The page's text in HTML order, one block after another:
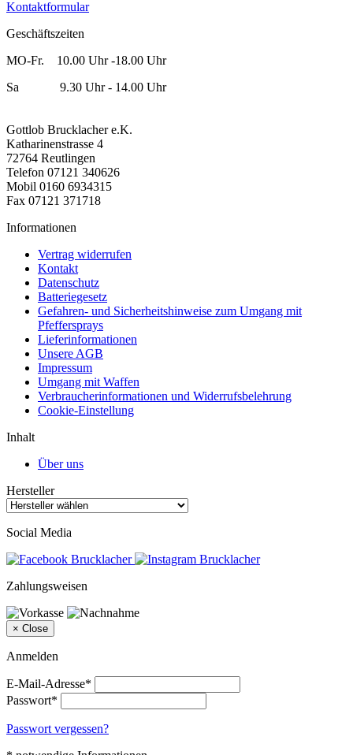
Kontaktformular
Geschäftszeiten
MO-Fr. 10.00 Uhr -18.00 Uhr
Sa 9.30 Uhr - 14.00 Uhr
Gottlob Brucklacher e.K.
Katharinenstrasse 4
72764 Reutlingen
Telefon 07121 340626
Mobil 0160 6934315
Fax 07121 371718
Informationen
Vertrag widerrufen
Kontakt
Datenschutz
Batteriegesetz
Gefahren- und Sicherheitshinweise zum Umgang mit
Pfeffersprays
Lieferinformationen
Unsere AGB
Impressum
Umgang mit Waffen
Verbraucherinformationen und Widerrufsbelehrung
Cookie-Einstellung
Inhalt
Über uns
Hersteller
Social Media
Zahlungsweisen
× Close
Anmelden
E-Mail-Adresse*
Passwort*
Passwort vergessen?